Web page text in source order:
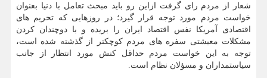
شعار از مردم رای گرفت ازاین رو باید مبحث تعامل با دنیا بعنوان
خواست مردم مورد توجه قرار گیرد؛ در روزهایی كه تحریم های
اقتصادی آمریكا نفس اقتصاد ایران را بریده و با دوچندان كردن
مشكلات معیشتی سفره های مردم كوچكتر از گذشته شده است،
توجه به این خواست مردم حداقل كنش مورد انتظار از جانب
سیاستمداران و مسؤلان نظام است.